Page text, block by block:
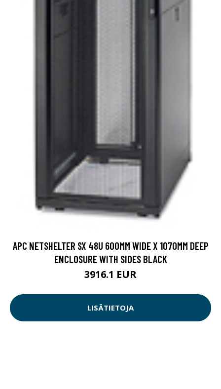
APC NETSHELTER SX 48U 600MM WIDE X 1070MM DEEP
ENCLOSURE WITH SIDES BLACK
3916.1 EUR
LISÄTIETOJA